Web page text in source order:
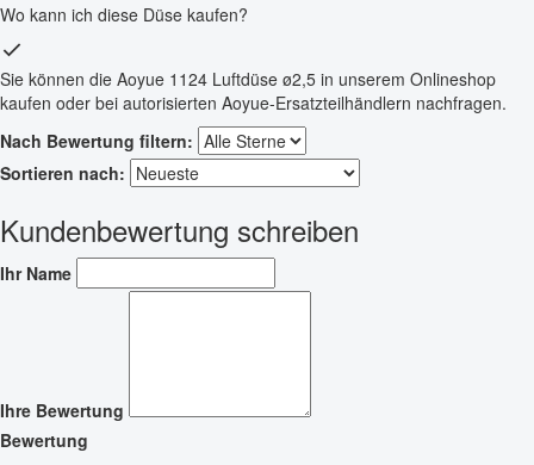
Wo kann ich diese Düse kaufen?
Sie können die Aoyue 1124 Luftdüse ø2,5 in unserem Onlineshop
kaufen oder bei autorisierten Aoyue-Ersatzteilhändlern nachfragen.
Nach Bewertung filtern:
Sortieren nach:
Kundenbewertung schreiben
Ihr Name
Ihre Bewertung
Bewertung